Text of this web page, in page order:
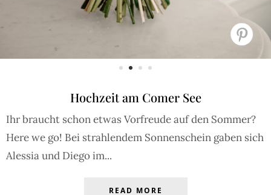
Hochzeit am Comer See
Ihr braucht schon etwas Vorfreude auf den Sommer?
Here we go! Bei strahlendem Sonnenschein gaben sich
Alessia und Diego im...